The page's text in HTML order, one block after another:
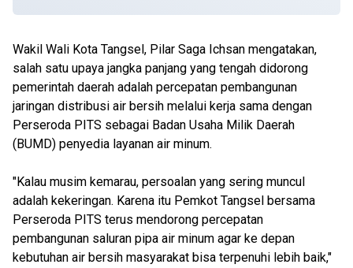
Wakil Wali Kota Tangsel, Pilar Saga Ichsan mengatakan,
salah satu upaya jangka panjang yang tengah didorong
pemerintah daerah adalah percepatan pembangunan
jaringan distribusi air bersih melalui kerja sama dengan
Perseroda PITS sebagai Badan Usaha Milik Daerah
(BUMD) penyedia layanan air minum.
"Kalau musim kemarau, persoalan yang sering muncul
adalah kekeringan. Karena itu Pemkot Tangsel bersama
Perseroda PITS terus mendorong percepatan
pembangunan saluran pipa air minum agar ke depan
kebutuhan air bersih masyarakat bisa terpenuhi lebih baik,"